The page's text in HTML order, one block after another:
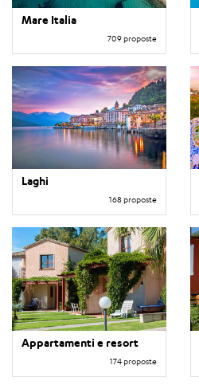
Mare Italia
709 proposte
Laghi
168 proposte
Appartamenti e resort
174 proposte